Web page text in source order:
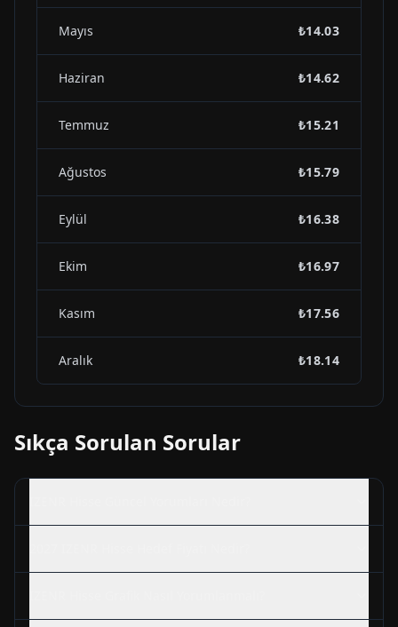
Mayıs ₺14.03
Haziran ₺14.62
Temmuz ₺15.21
Ağustos ₺15.79
Eylül ₺16.38
Ekim ₺16.97
Kasım ₺17.56
Aralık ₺18.14
Sıkça Sorulan Sorular